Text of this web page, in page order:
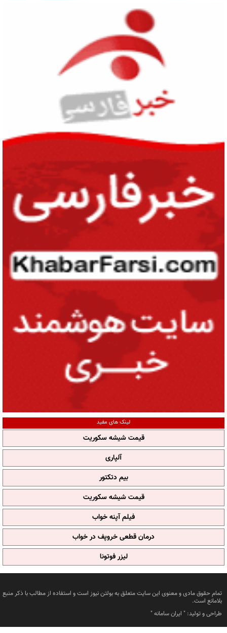
لینک های مفید
قیمت شیشه سکوریت
آلپاری
بیم دتکتور
قیمت شیشه سکوریت
فیلم آپنه خواب
درمان قطعی خروپف در خواب
لیزر فوتونا
تمام حقوق مادی و معنوی این سایت متعلق به بولتن نیوز است و استفاده از مطالب با ذکر منبع
بلامانع است.
طراحی و تولید: " ایران سامانه"